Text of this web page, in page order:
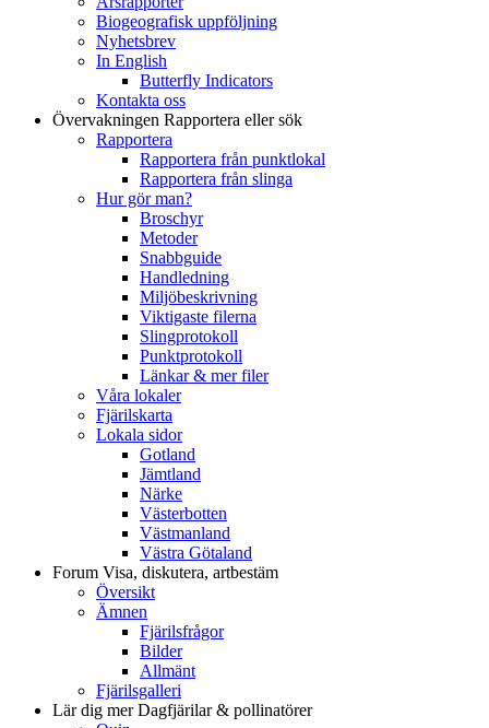
Biogeografisk uppföljning
Nyhetsbrev
In English
Butterfly Indicators
Kontakta oss
Övervakningen Rapportera eller sök
Rapportera
Rapportera från punktlokal
Rapportera från slinga
Hur gör man?
Broschyr
Metoder
Snabbguide
Handledning
Miljöbeskrivning
Viktigaste filerna
Slingprotokoll
Punktprotokoll
Länkar & mer filer
Våra lokaler
Fjärilskarta
Lokala sidor
Gotland
Jämtland
Närke
Västerbotten
Västmanland
Västra Götaland
Forum Visa, diskutera, artbestäm
Översikt
Ämnen
Fjärilsfrågor
Bilder
Allmänt
Fjärilsgalleri
Lär dig merDagfjärilar & pollinatörer